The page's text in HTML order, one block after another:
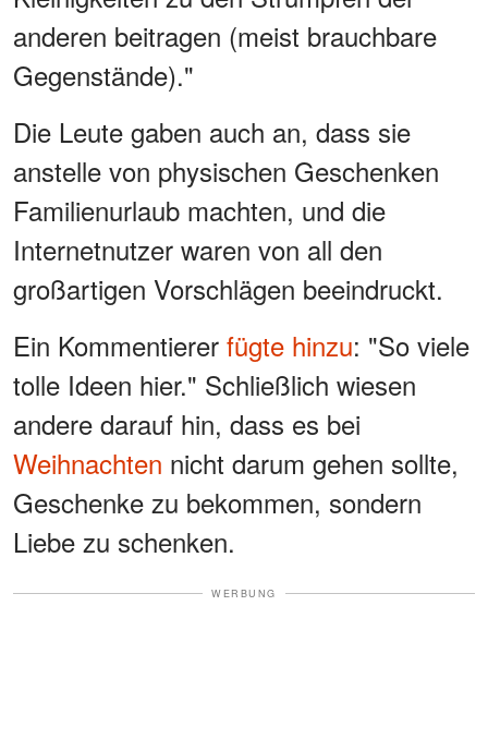
anderen beitragen (meist brauchbare
Gegenstände)."
Die Leute gaben auch an, dass sie
anstelle von physischen Geschenken
Familienurlaub machten, und die
Internetnutzer waren von all den
großartigen Vorschlägen beeindruckt.
Ein Kommentierer fügte hinzu: "So viele
tolle Ideen hier." Schließlich wiesen
andere darauf hin, dass es bei
Weihnachten nicht darum gehen sollte,
Geschenke zu bekommen, sondern
Liebe zu schenken.
WERBUNG